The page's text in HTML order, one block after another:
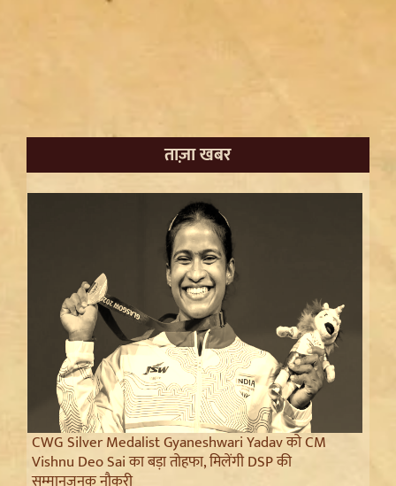
ताज़ा खबर
CWG Silver Medalist Gyaneshwari Yadav को CM
Vishnu Deo Sai का बड़ा तोहफा, मिलेंगी DSP की